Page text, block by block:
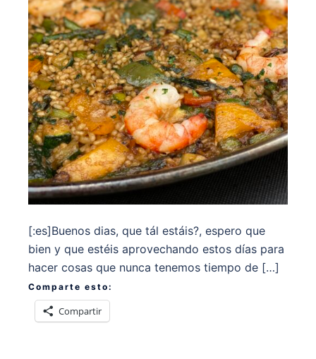
[:es]Buenos dias, que tál estáis?, espero que
bien y que estéis aprovechando estos días para
hacer cosas que nunca tenemos tiempo de […]
Comparte esto:
Compartir